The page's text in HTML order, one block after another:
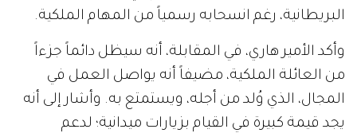
البريطانية، رغم انسحابه رسمياً من المهام الملكية.
وأكد الأمير هاري، في المقابلة، أنه سيظل دائماً جزءاً
من العائلة الملكية، مضيفاً أنه يواصل العمل في
المجال، الذي وُلد من أجله، ويستمتع به. وأشار إلى أنه
يجد قيمة كبيرة في القيام بزيارات ميدانية؛ لدعم